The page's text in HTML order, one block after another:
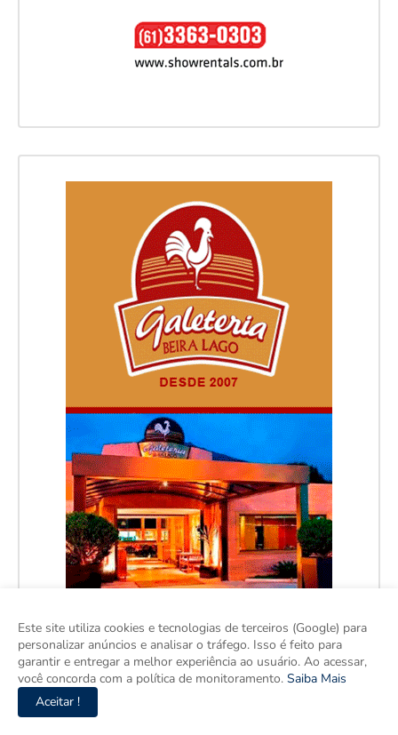
Este site utiliza cookies e tecnologias de terceiros (Google) para
personalizar anúncios e analisar o tráfego. Isso é feito para
garantir e entregar a melhor experiência ao usuário. Ao acessar,
você concorda com a política de monitoramento. Saiba Mais
Aceitar !